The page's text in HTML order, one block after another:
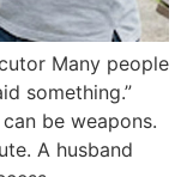
Many people
something.”
be weapons.
A husband